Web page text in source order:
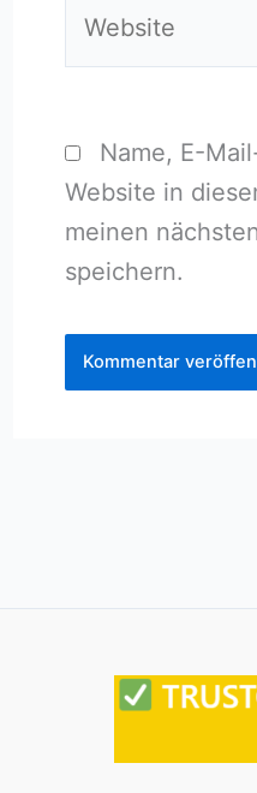
Name, E-
Website in
meinen
speichern.